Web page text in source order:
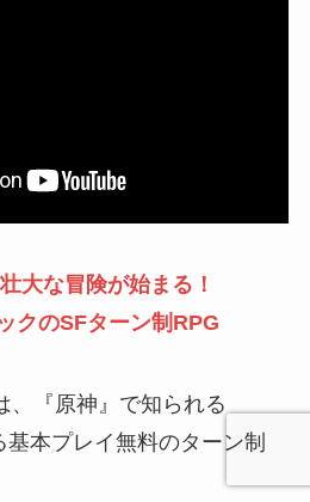
大な冒険が始まる！
クのSFターン制RPG
、『原神』で知られる
本プレイ無料のターン制